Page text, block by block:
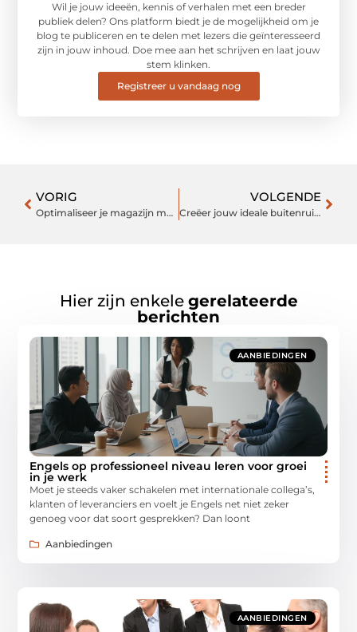
Wil je jouw ideeën, kennis of verhalen met een breder
publiek delen? Ons platform biedt je de mogelijkheid om je
blog te publiceren en te delen met lezers die geïnteresseerd
zijn in jouw inhoud. Doe mee aan het schrijven en laat jouw
stem klinken.
Registreer u vandaag nog
VORIG
Optimaliseer je magazijn met betrouwbare opslagsystemen
VOLGENDE
Creëer jouw ideale buitenruimte met premium zonwering
Hier zijn enkele gerelateerde
berichten
AANBIEDINGEN
Engels op professioneel niveau leren voor groei
in je werk
Moet je steeds vaker schakelen met internationale collega’s,
klanten of leveranciers en voelt je Engels net niet zeker
genoeg voor dat soort gesprekken? Dan loont
Aanbiedingen
AANBIEDINGEN